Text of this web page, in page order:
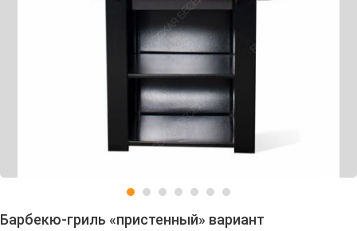
Барбекю-гриль «пристенный» вариант